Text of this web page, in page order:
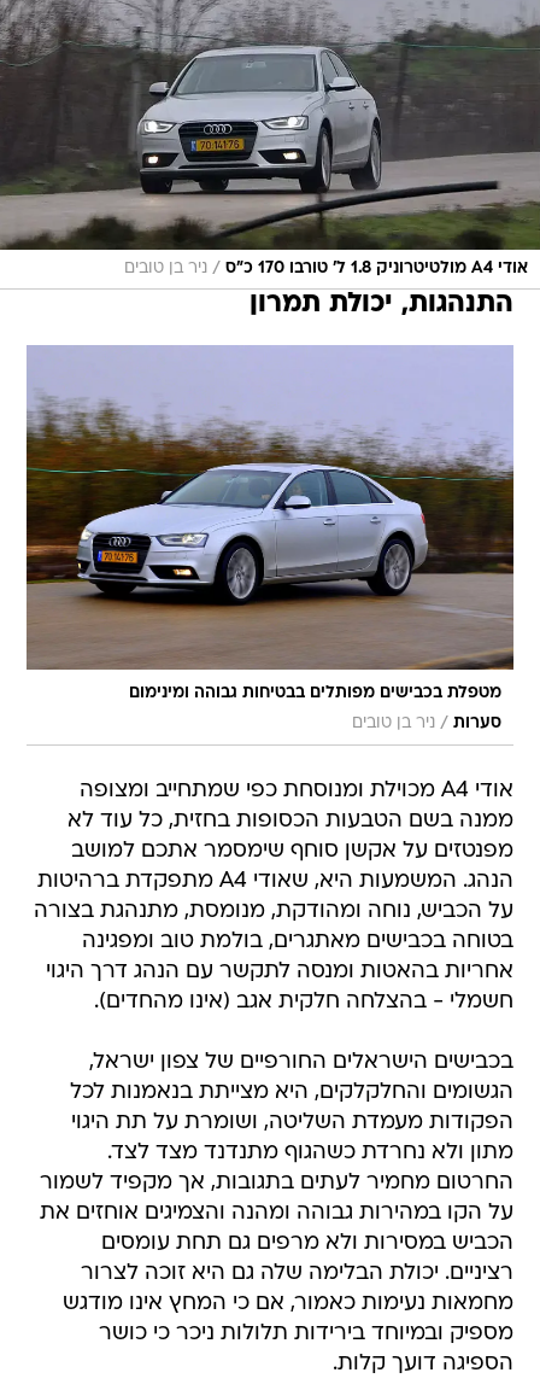
אודי A4 מולטיטרוניק 1.8 ל' טורבו 170 כ"ס / ניר בן טובים
התנהגות, יכולת תמרון
מטפלת בכבישים מפותלים בבטיחות גבוהה ומינימום
סערות / ניר בן טובים
אודי A4 מכוילת ומנוסחת כפי שמתחייב ומצופה
ממנה בשם הטבעות הכסופות בחזית, כל עוד לא
מפנטזים על אקשן סוחף שימסמר אתכם למושב
הנהג. המשמעות היא, שאודי A4 מתפקדת ברהיטות
על הכביש, נוחה ומהודקת, מנומסת, מתנהגת בצורה
בטוחה בכבישים מאתגרים, בולמת טוב ומפגינה
אחריות בהאטות ומנסה לתקשר עם הנהג דרך היגוי
חשמלי - בהצלחה חלקית אגב (אינו מהחדים).
בכבישים הישראלים החורפיים של צפון ישראל,
הגשומים והחלקלקים, היא מצייתת בנאמנות לכל
הפקודות מעמדת השליטה, ושומרת על תת היגוי
מתון ולא נחרדת כשהגוף מתנדנד מצד לצד.
החרטום מחמיר לעתים בתגובות, אך מקפיד לשמור
על הקו במהירות גבוהה ומהנה והצמיגים אוחזים את
הכביש במסירות ולא מרפים גם תחת עומסים
רציניים. יכולת הבלימה שלה גם היא זוכה לצרור
מחמאות נעימות כאמור, אם כי המחץ אינו מודגש
מספיק ובמיוחד בירידות תלולות ניכר כי כושר
הספיגה דועך קלות.